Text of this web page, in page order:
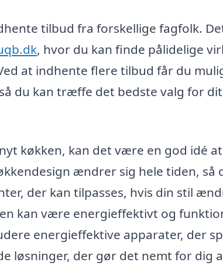
tilbud fra forskellige fagfolk.
, hvor du kan finde pålidelige
at indhente flere tilbud får du
du kan træffe det bedste valg for
køkken, kan det være en god idé
ændrer sig hele tiden, så
der kan tilpasses, hvis din stil
kan være energieffektivt og
energieffektive apparater, der
løsninger, der gør det nemt for dig